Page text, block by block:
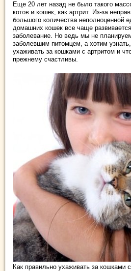
Еще 20 лет назад не было такого
котов и кошек, как артрит. Из-за
большого количества неполноценной
домашних кошек все чаще
заболевание. Но ведь мы не
заболевшим питомцем, а хотим
ухаживать за кошками с артритом и
прежнему счастливы.
Как правильно ухаживать за кошками